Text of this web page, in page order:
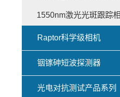
1550nm激光光斑跟踪
Raptor科学级相机
铟镓砷短波探测器
光电对抗测试产品系列